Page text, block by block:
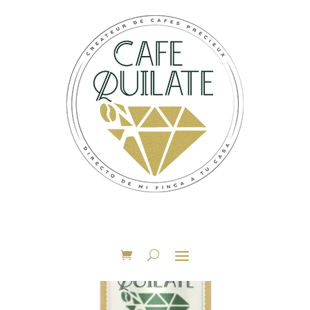
/ Produits identifiés “48h”